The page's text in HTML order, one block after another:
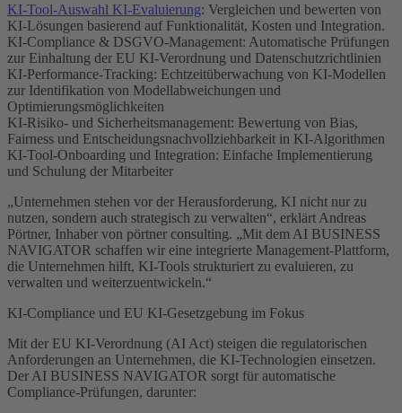
KI-Tool-Auswahl KI-Evaluierung: Vergleichen und bewerten von
KI-Lösungen basierend auf Funktionalität, Kosten und Integration.
KI-Compliance & DSGVO-Management: Automatische Prüfungen
zur Einhaltung der EU KI-Verordnung und Datenschutzrichtlinien
KI-Performance-Tracking: Echtzeitüberwachung von KI-Modellen
zur Identifikation von Modellabweichungen und
Optimierungsmöglichkeiten
KI-Risiko- und Sicherheitsmanagement: Bewertung von Bias,
Fairness und Entscheidungsnachvollziehbarkeit in KI-Algorithmen
KI-Tool-Onboarding und Integration: Einfache Implementierung
und Schulung der Mitarbeiter
„Unternehmen stehen vor der Herausforderung, KI nicht nur zu
nutzen, sondern auch strategisch zu verwalten“, erklärt Andreas
Pörtner, Inhaber von pörtner consulting. „Mit dem AI BUSINESS
NAVIGATOR schaffen wir eine integrierte Management-Plattform,
die Unternehmen hilft, KI-Tools strukturiert zu evaluieren, zu
verwalten und weiterzuentwickeln.“
KI-Compliance und EU KI-Gesetzgebung im Fokus
Mit der EU KI-Verordnung (AI Act) steigen die regulatorischen
Anforderungen an Unternehmen, die KI-Technologien einsetzen.
Der AI BUSINESS NAVIGATOR sorgt für automatische
Compliance-Prüfungen, darunter: